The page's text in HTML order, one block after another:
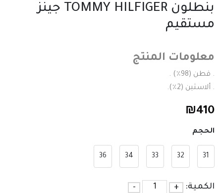
بنطلون TOMMY HILFIGER جينز
مستقيم
معلومات المنتج
. قطن (98٪) .
. ألاسثين (2٪).
₪410
الحجم
31
32
33
34
36
الكمية: +
-